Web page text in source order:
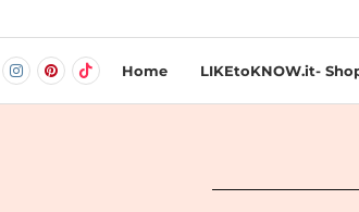
Home LIKEtoKNOW.it-